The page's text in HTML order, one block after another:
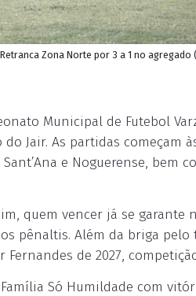
Zona Norte por 3 a 1 no agregado
Municipal de Futebol
Jair. As partidas começam
e Noguerense, bem
quem vencer já se garante
pênaltis. Além da briga
de 2027,
Só Humildade com